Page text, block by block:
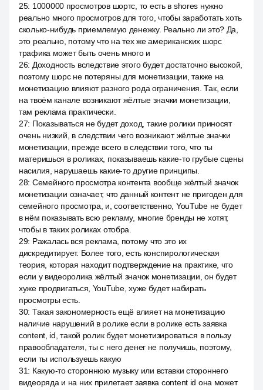
25: 1000000 просмотров шортс, то есть в shores нужно
реально много просмотров для того, чтобы заработать хоть
сколько-нибудь приемлемую денежку. Реально ли это? Да,
это реально, потому что на тех же американских шорс
трафика может быть очень много и
26: Доходность вследствие этого будет достаточно высокой,
поэтому шорс не потеряны для монетизации, также на
монетизацию влияют разного рода ограничения. Так, если
на твоём канале возникают жёлтые значки монетизации,
там реклама практически.
27: Показываться не будет доход, такие ролики приносят
очень низкий, в следствии чего возникают жёлтые значки
монетизации, прежде всего в следствии того, что ты
материшься в роликах, показываешь какие-то грубые сцены
насилия, нарушаешь какие-то другие принципы.
28: Семейного просмотра контента вообще жёлтый значок
монетизации означает, что данный контент не пригоден для
семейного просмотра, и, соответственно, YouTube не будет
в нём показывать всю рекламу, многие бренды не хотят,
чтобы в таких роликах отобра.
29: Ражалась вся реклама, потому что это их
дискредитирует. Более того, есть конспирологическая
теория, которая находит подтверждение на практике, что
если у видеоролика жёлтый значок монетизации, он будет
хуже продвигаться, YouTube, хуже будет набирать
просмотры есть.
30: Такая закономерность ещё влияет на монетизацию
наличие нарушений в ролике если в ролике есть заявка
content, id, такой ролик будет монетизироваться в пользу
правообладателя, ты с него денег не получишь, поэтому,
если ты используешь какую
31: Какую-то стороннюю музыку или вставки стороннего
видеоряда и на них прилетает заявка content id она может